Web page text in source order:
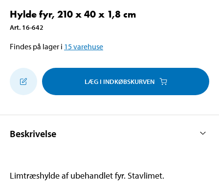
Hylde fyr, 210 x 40 x 1,8 cm
Art. 16-642
Findes på lager i 15varehuse
LÆG I INDKØBSKURVEN
Beskrivelse
Limtræshylde af ubehandlet fyr. Stavlimet.